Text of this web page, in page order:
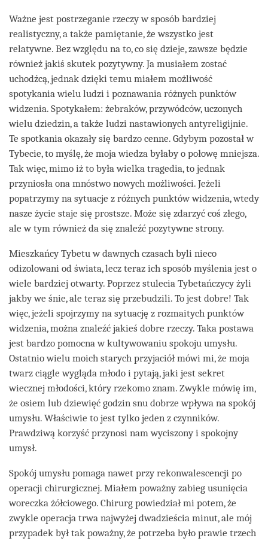
Ważne jest postrzeganie rzeczy w sposób bardziej
realistyczny, a także pamiętanie, że wszystko jest
relatywne. Bez względu na to, co się dzieje, zawsze będzie
również jakiś skutek pozytywny. Ja musiałem zostać
uchodźcą, jednak dzięki temu miałem możliwość
spotykania wielu ludzi i poznawania różnych punktów
widzenia. Spotykałem: żebraków, przywódców, uczonych
wielu dziedzin, a także ludzi nastawionych antyreligijnie.
Te spotkania okazały się bardzo cenne. Gdybym pozostał w
Tybecie, to myślę, że moja wiedza byłaby o połowę mniejsza.
Tak więc, mimo iż to była wielka tragedia, to jednak
przyniosła ona mnóstwo nowych możliwości. Jeżeli
popatrzymy na sytuacje z różnych punktów widzenia, wtedy
nasze życie staje się prostsze. Może się zdarzyć coś złego,
ale w tym również da się znaleźć pozytywne strony.
Mieszkańcy Tybetu w dawnych czasach byli nieco
odizolowani od świata, lecz teraz ich sposób myślenia jest o
wiele bardziej otwarty. Poprzez stulecia Tybetańczycy żyli
jakby we śnie, ale teraz się przebudzili. To jest dobre! Tak
więc, jeżeli spojrzymy na sytuację z rozmaitych punktów
widzenia, można znaleźć jakieś dobre rzeczy. Taka postawa
jest bardzo pomocna w kultywowaniu spokoju umysłu.
Ostatnio wielu moich starych przyjaciół mówi mi, że moja
twarz ciągle wygląda młodo i pytają, jaki jest sekret
wiecznej młodości, który rzekomo znam. Zwykle mówię im,
że osiem lub dziewięć godzin snu dobrze wpływa na spokój
umysłu. Właściwie to jest tylko jeden z czynników.
Prawdziwą korzyść przynosi nam wyciszony i spokojny
umysł.
Spokój umysłu pomaga nawet przy rekonwalescencji po
operacji chirurgicznej. Miałem poważny zabieg usunięcia
woreczka żółciowego. Chirurg powiedział mi potem, że
zwykle operacja trwa najwyżej dwadzieścia minut, ale mój
przypadek był tak poważny, że potrzeba było prawie trzech